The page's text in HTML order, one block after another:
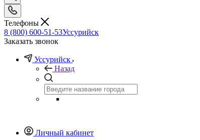
Телефоны
8 (800) 600-51-53Уссурийск
Заказать звонок
Уссурийск
Назад
Личный кабинет